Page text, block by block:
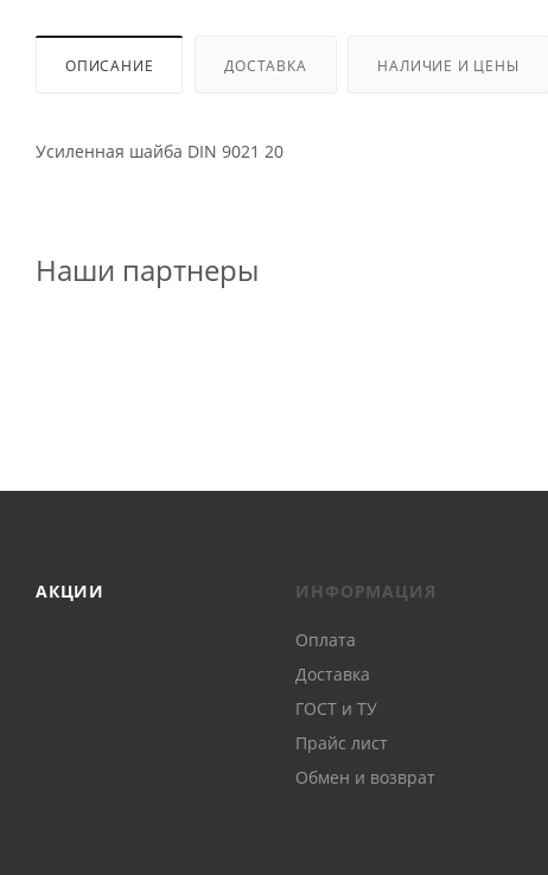
ОПИСАНИЕ ДОСТАВКА НАЛИЧИЕ И ЦЕНЫ
Усиленная шайба DIN 9021 20
Наши партнеры
АКЦИИ ИНФОРМАЦИЯ
Оплата
Доставка
ГОСТ и ТУ
Прайс лист
Обмен и возврат